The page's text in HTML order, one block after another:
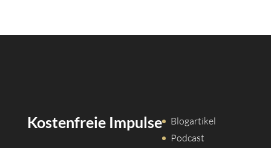
Kostenfreie Impulse
Blogartikel
Podcast